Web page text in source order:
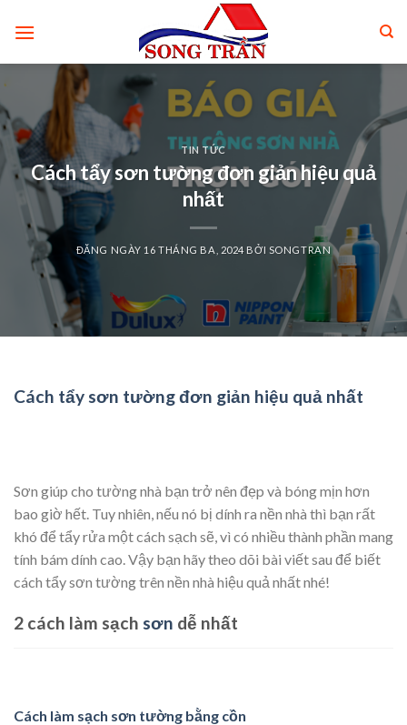
TIN TỨC
Cách tẩy sơn tường đơn giản hiệu quả
nhất
ĐĂNG NGÀY 16 THÁNG BA, 2024BỞI SONGTRAN
Cách tẩy sơn tường đơn giản hiệu quả nhất
Sơn giúp cho tường nhà bạn trở nên đẹp và bóng mịn hơn
bao giờ hết. Tuy nhiên, nếu nó bị dính ra nền nhà thì bạn rất
khó để tẩy rửa một cách sạch sẽ, vì có nhiều thành phần mang
tính bám dính cao. Vậy bạn hãy theo dõi bài viết sau để biết
cách tẩy sơn tường trên nền nhà hiệu quả nhất nhé!
2 cách làm sạch sơn dễ nhất
Cách làm sạch sơn tường bằng cồn